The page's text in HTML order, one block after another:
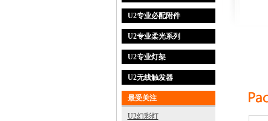
U2专业必配附件
U2专业柔光系列
U2专业灯架
U2无线触发器
最受关注
U2幻彩灯